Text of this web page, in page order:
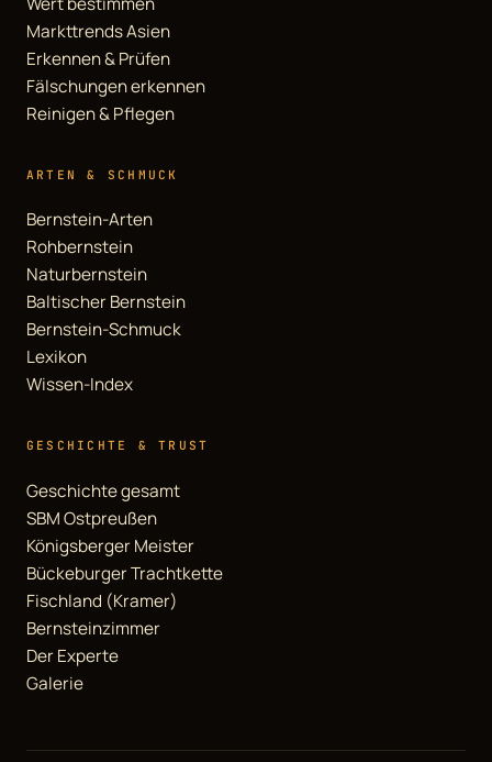
Markttrends Asien
Erkennen & Prüfen
Fälschungen erkennen
Reinigen & Pflegen
ARTEN & SCHMUCK
Bernstein-Arten
Rohbernstein
Naturbernstein
Baltischer Bernstein
Bernstein-Schmuck
Lexikon
Wissen-Index
GESCHICHTE & TRUST
Geschichte gesamt
SBM Ostpreußen
Königsberger Meister
Bückeburger Trachtkette
Fischland (Kramer)
Bernsteinzimmer
Der Experte
Galerie